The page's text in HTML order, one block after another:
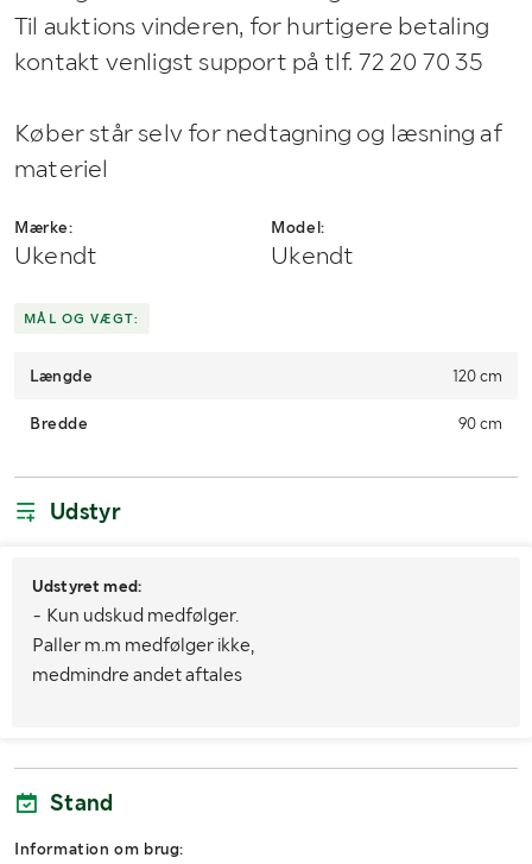
Til auktions vinderen, for hurtigere betaling
kontakt venligst support på tlf. 72 20 70 35
Køber står selv for nedtagning og læsning af
materiel
Mærke:
Ukendt
Model:
Ukendt
MÅL OG VÆGT:
Længde 120 cm
Bredde 90 cm
Udstyr
Udstyret med:
- Kun udskud medfølger.
Paller m.m medfølger ikke,
medmindre andet aftales
Stand
Information om brug: